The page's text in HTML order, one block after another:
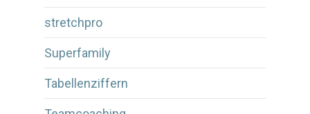
stretchpro
Superfamily
Tabellenziffern